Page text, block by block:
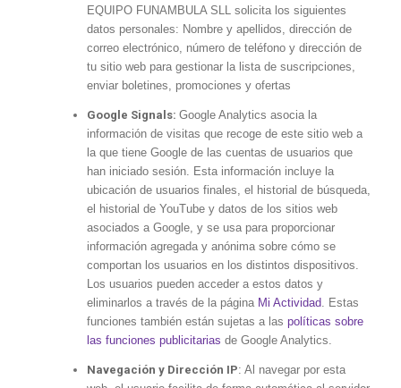
EQUIPO FUNAMBULA SLL solicita los siguientes
datos personales: Nombre y apellidos, dirección de
correo electrónico, número de teléfono y dirección de
tu sitio web para gestionar la lista de suscripciones,
enviar boletines, promociones y ofertas
Google Signals: Google Analytics asocia la
información de visitas que recoge de este sitio web a
la que tiene Google de las cuentas de usuarios que
han iniciado sesión. Esta información incluye la
ubicación de usuarios finales, el historial de búsqueda,
el historial de YouTube y datos de los sitios web
asociados a Google, y se usa para proporcionar
información agregada y anónima sobre cómo se
comportan los usuarios en los distintos dispositivos.
Los usuarios pueden acceder a estos datos y
eliminarlos a través de la página Mi Actividad. Estas
funciones también están sujetas a las políticas sobre
las funciones publicitarias de Google Analytics.
Navegación y Dirección IP: Al navegar por esta